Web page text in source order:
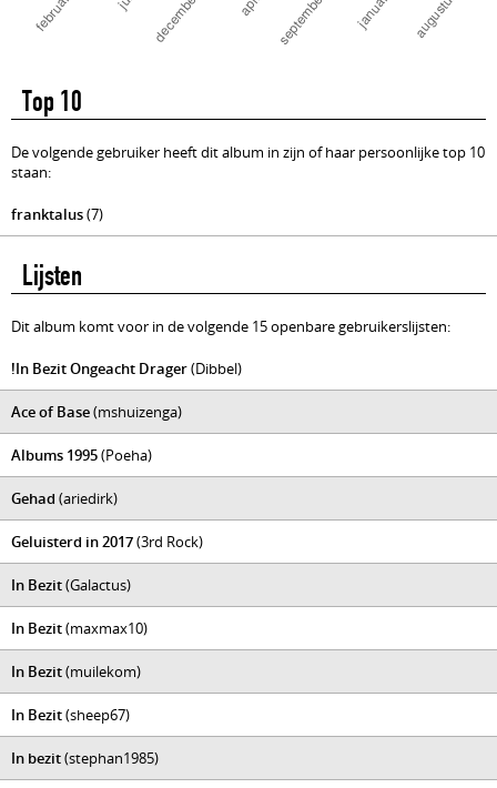
Top 10
De volgende gebruiker heeft dit album in zijn of haar persoonlijke top 10
staan:
franktalus(7)
Lijsten
Dit album komt voor in de volgende 15 openbare gebruikerslijsten:
!In Bezit Ongeacht Drager(Dibbel)
Ace of Base(mshuizenga)
Albums 1995(Poeha)
Gehad (ariedirk)
Geluisterd in 2017(3rd Rock)
In Bezit(Galactus)
In Bezit(maxmax10)
In Bezit(muilekom)
In Bezit(sheep67)
In bezit(stephan1985)